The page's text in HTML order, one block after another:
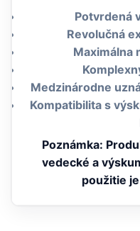
Potvrdená
Revolučná
Maximálna
Medzinárodne
Kompatibilita s
Poznámka:
vedecké a
použitie